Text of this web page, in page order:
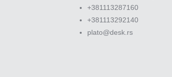
+381113287160
+381113292140
plato@desk.rs